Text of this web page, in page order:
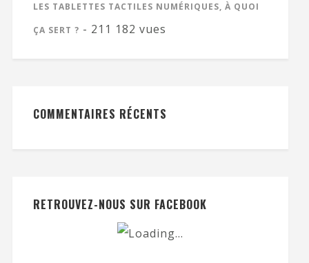
LES TABLETTES TACTILES NUMÉRIQUES, À QUOI
ÇA SERT ? - 211 182 vues
COMMENTAIRES RÉCENTS
RETROUVEZ-NOUS SUR FACEBOOK